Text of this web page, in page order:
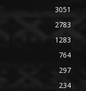
3051
2783
1283
764
297
234